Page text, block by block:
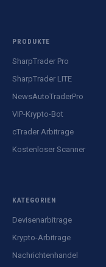
PRODUKTE
SharpTrader Pro
SharpTrader LITE
NewsAutoTraderPro
VIP-Krypto-Bot
cTrader Arbitrage
Kostenloser Scanner
KATEGORIEN
Devisenarbitrage
Krypto-Arbitrage
Nachrichtenhandel